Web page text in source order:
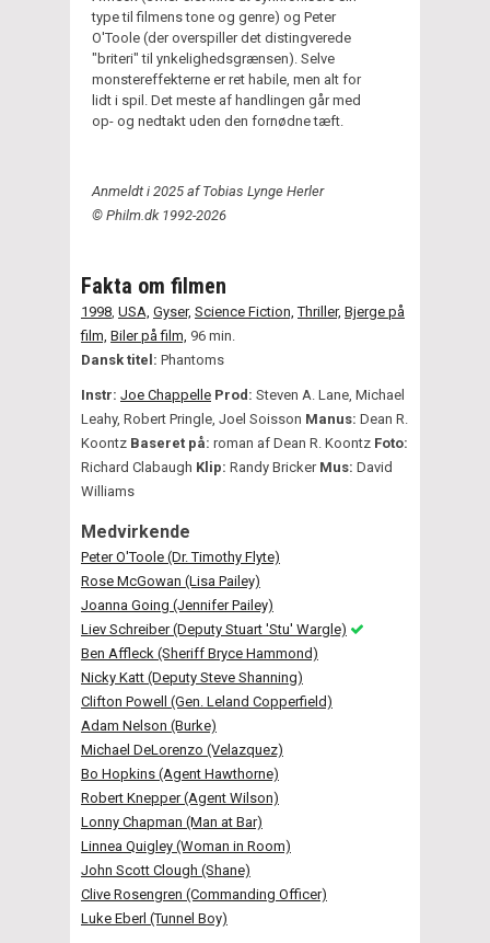
type til filmens tone og genre) og Peter
O'Toole (der overspiller det distingverede
"briteri" til ynkelighedsgrænsen). Selve
monstereffekterne er ret habile, men alt for
lidt i spil. Det meste af handlingen går med
op- og nedtakt uden den fornødne tæft.
Anmeldt i 2025 af Tobias Lynge Herler
© Philm.dk 1992-2026
Fakta om filmen
1998 USA, Gyser, Science Fiction, Thriller, Bjerge på
film, Biler på film, 96 min.
Dansk titel: Phantoms
Instr: Joe Chappelle Prod: Steven A. Lane, Michael
Leahy, Robert Pringle, Joel Soisson Manus: Dean R.
Koontz Baseret på: roman af Dean R. Koontz Foto:
Richard Clabaugh Klip: Randy Bricker Mus: David
Williams
Medvirkende
Peter O'Toole (Dr. Timothy Flyte)
Rose McGowan (Lisa Pailey)
Joanna Going (Jennifer Pailey)
Liev Schreiber (Deputy Stuart 'Stu' Wargle)
Ben Affleck (Sheriff Bryce Hammond)
Nicky Katt (Deputy Steve Shanning)
Clifton Powell (Gen. Leland Copperfield)
Adam Nelson (Burke)
Michael DeLorenzo (Velazquez)
Bo Hopkins (Agent Hawthorne)
Robert Knepper (Agent Wilson)
Lonny Chapman (Man at Bar)
Linnea Quigley (Woman in Room)
John Scott Clough (Shane)
Clive Rosengren (Commanding Officer)
Luke Eberl (Tunnel Boy)